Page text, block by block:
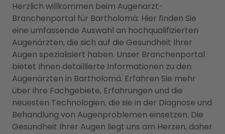
Herzlich willkommen beim Augenarzt-
Branchenportal für Bartholomä. Hier finden Sie
eine umfassende Auswahl an hochqualifizierten
Augenärzten, die sich auf die Gesundheit Ihrer
Augen spezialisiert haben. Unser Branchenportal
bietet Ihnen detaillierte Informationen zu den
Augenärzten in Bartholomä. Erfahren Sie mehr
über ihre Fachgebiete, Erfahrungen und die
neuesten Technologien, die sie in der Diagnose und
Behandlung von Augenproblemen einsetzen. Die
Gesundheit Ihrer Augen liegt uns am Herzen, daher